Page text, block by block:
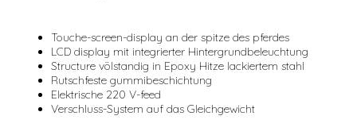
Touche-screen-display an der spitze des pferdes
LCD display mit integrierter Hintergrundbeleuchtung
Structure völstandig in Epoxy Hitze lackiertem stahl
Rutschfeste gummibeschichtung
Elektrische 220 V-feed
Verschluss-System auf das Gleichgewicht